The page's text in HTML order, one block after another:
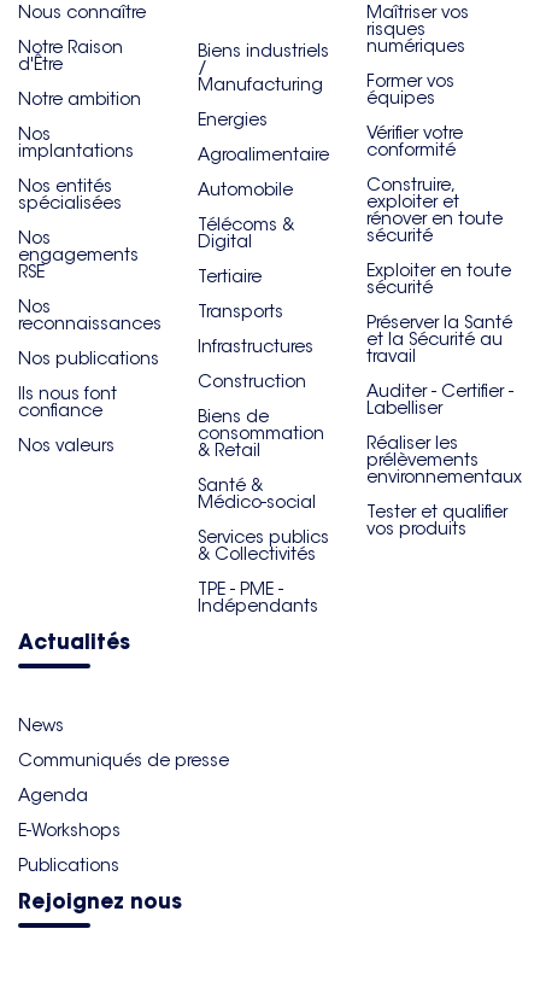
Nous connaître
Notre Raison
d'Être
Notre ambition
Nos
implantations
Nos entités
spécialisées
Nos
engagements
RSE
Nos
reconnaissances
Nos publications
Ils nous font
confiance
Nos valeurs
Biens industriels
/
Manufacturing
Energies
Agroalimentaire
Automobile
Télécoms &
Digital
Tertiaire
Transports
Infrastructures
Construction
Biens de
consommation
& Retail
Santé &
Médico-social
Services publics
& Collectivités
TPE - PME -
Indépendants
Maîtriser vos
risques
numériques
Former vos
équipes
Vérifier votre
conformité
Construire,
exploiter et
rénover en toute
sécurité
Exploiter en toute
sécurité
Préserver la Santé
et la Sécurité au
travail
Auditer - Certifier -
Labelliser
Réaliser les
prélèvements
environnementaux
Tester et qualifier
vos produits
Actualités
News
Communiqués de presse
Agenda
E-Workshops
Publications
Rejoignez nous